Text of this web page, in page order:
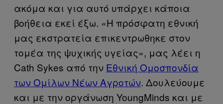
ακόμα και για αυτό υπάρχει κάποια
βοήθεια εκεί έξω. «Η πρόσφατη εθνική
μας εκστρατεία επικεντρωθηκε στον
τομέα της ψυχικής υγείας», μας λέει η
Cath Sykes από την Εθνική Ομοσπονδία
των Ομίλων Νέων Αγροτών. Δουλεύουμε
και με την οργάνωση YoungMinds και με